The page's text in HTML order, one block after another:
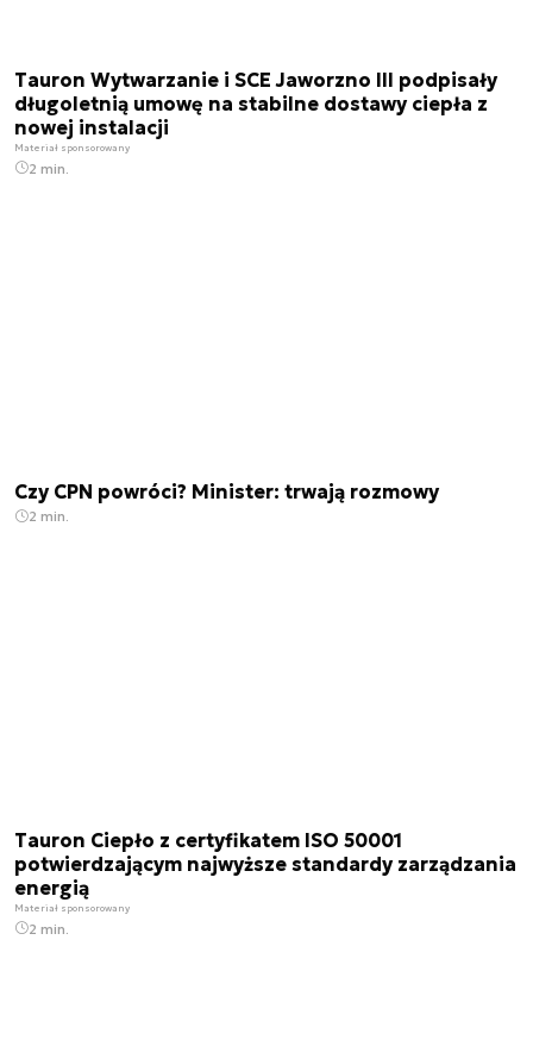
Tauron Wytwarzanie i SCE Jaworzno III podpisały
długoletnią umowę na stabilne dostawy ciepła z
nowej instalacji
Materiał sponsorowany
2 min.
Czy CPN powróci? Minister: trwają rozmowy
2 min.
Tauron Ciepło z certyfikatem ISO 50001
potwierdzającym najwyższe standardy zarządzania
energią
Materiał sponsorowany
2 min.